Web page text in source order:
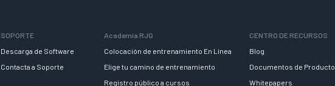
SOPORTE
Descarga de Software
Contacta a Soporte
Academia RJG
Colocación de entrenamiento En Línea
Elige tu camino de entrenamiento
Registro público a cursos
CENTRO DE RECURSOS
Blog
Documentos de Producto
Whitepapers